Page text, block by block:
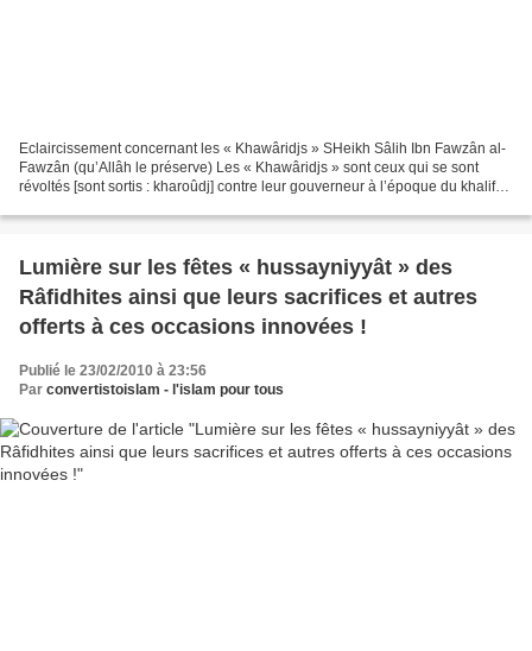
Eclaircissement concernant les « Khawâridjs » SHeikh Sâlih Ibn Fawzân al-
Fawzân (qu’Allâh le préserve) Les « Khawâridjs » sont ceux qui se sont
révoltés [sont sortis : kharoûdj] contre leur gouverneur à l’époque du khalifah
Lumière sur les fêtes « hussayniyyât » des
Râfidhites ainsi que leurs sacrifices et autres
offerts à ces occasions innovées !
Publié le 23/02/2010 à 23:56
Par convertistoislam - l'islam pour tous